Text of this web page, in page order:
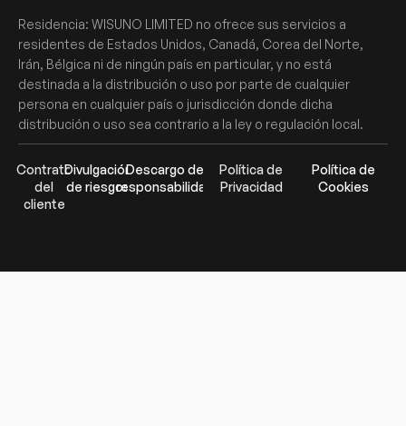
Residencia: WISUNO LIMITED no ofrece sus servicios a
residentes de Estados Unidos, Canadá, Corea del Norte,
Irán, Bélgica ni de ningún país en particular, y no está
destinada a la distribución o uso por parte de cualquier
persona en cualquier país o jurisdicción donde dicha
distribución o uso sea contrario a la ley o regulación local.
Contrato
del
cliente
Divulgación
de riesgos
Descargo de
responsabilidad
Política de
Privacidad
Política de
Cookies